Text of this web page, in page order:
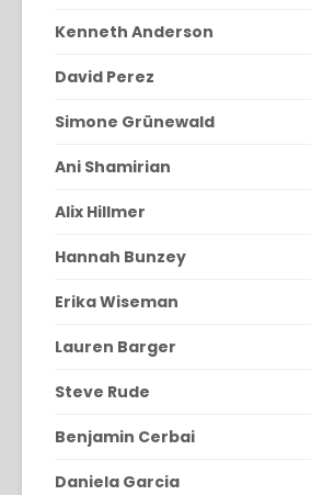
Kenneth Anderson
David Perez
Simone Grünewald
Ani Shamirian
Alix Hillmer
Hannah Bunzey
Erika Wiseman
Lauren Barger
Steve Rude
Benjamin Cerbai
Daniela Garcia